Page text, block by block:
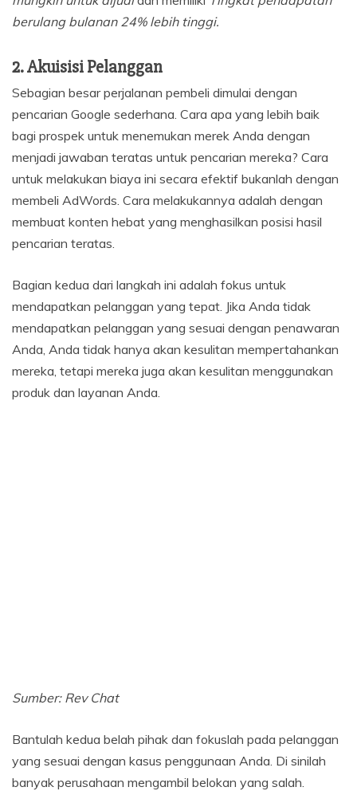
berulang bulanan 24% lebih tinggi.
2. Akuisisi Pelanggan
Sebagian besar perjalanan pembeli dimulai dengan
pencarian Google sederhana. Cara apa yang lebih baik
bagi prospek untuk menemukan merek Anda dengan
menjadi jawaban teratas untuk pencarian mereka? Cara
untuk melakukan biaya ini secara efektif bukanlah dengan
membeli AdWords. Cara melakukannya adalah dengan
membuat konten hebat yang menghasilkan posisi hasil
pencarian teratas.
Bagian kedua dari langkah ini adalah fokus untuk
mendapatkan pelanggan yang tepat. Jika Anda tidak
mendapatkan pelanggan yang sesuai dengan penawaran
Anda, Anda tidak hanya akan kesulitan mempertahankan
mereka, tetapi mereka juga akan kesulitan menggunakan
produk dan layanan Anda.
Sumber: Rev Chat
Bantulah kedua belah pihak dan fokuslah pada pelanggan
yang sesuai dengan kasus penggunaan Anda. Di sinilah
banyak perusahaan mengambil belokan yang salah.